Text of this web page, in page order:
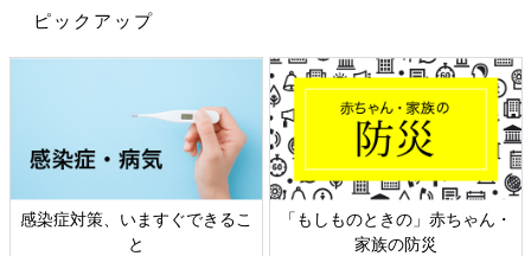
ピックアップ
感染症対策、いますぐできるこ
と
「もしものときの」赤ちゃん・
家族の防災